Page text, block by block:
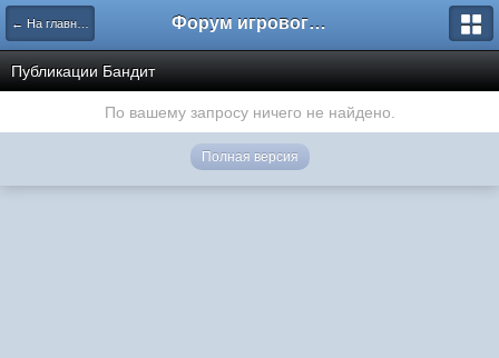
← На главную Форум игрового проекта Riverrise
Публикации Бандит
По вашему запросу ничего не найдено.
Полная версия